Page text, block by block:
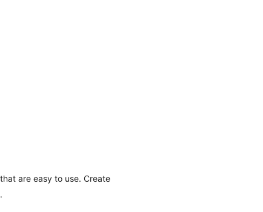
are easy to use. Create